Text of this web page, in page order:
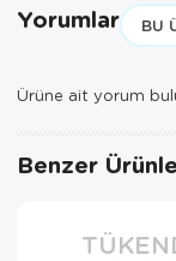
Yorumlar BU
Ürüne ait yorum
Benzer